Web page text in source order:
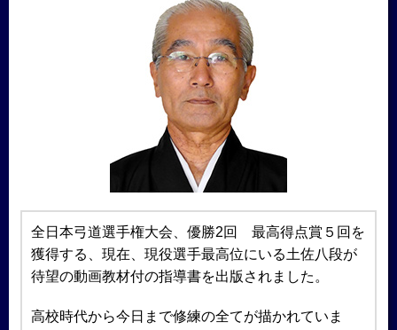
全日本弓道選手権大会、優勝2回 最高得点賞５回を
獲得する、現在、現役選手最高位にいる土佐八段が
待望の動画教材付の指導書を出版されました。
高校時代から今日まで修練の全てが描かれていま